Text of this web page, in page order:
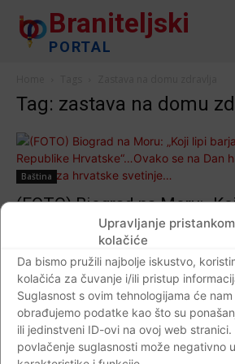
Upravljanje
kolačiće
Da bismo pružili najbolje iskustvo,
kolačića za čuvanje i/ili pristup
Suglasnost s ovim tehnologijama će
obrađujemo podatke kao što su
ili jedinstveni ID-ovi na ovoj web
povlačenje suglasnosti može negativno
Braniteljski
PORTAL
Tag: zastava na domu
Baština
(FOTO) Biograd na Moru:
Dan državnosti Republike
se na Dan hrvatske
hrvatske svetinje…
Braniteljski portal - 31.05.2020